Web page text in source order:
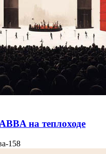
на теплоходе
158